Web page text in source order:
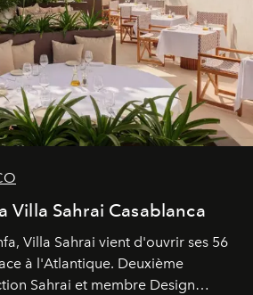
Villa Sahrai Casablanca
Villa Sahrai vient d'ouvrir ses 56
à l'Atlantique. Deuxième
Sahrai et membre Design